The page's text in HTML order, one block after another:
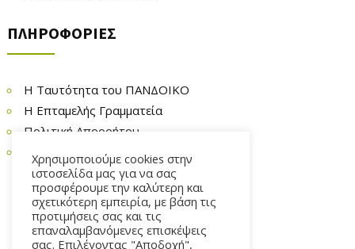
ΠΛΗΡΟΦΟΡΙΕΣ
Η Ταυτότητα του ΠΑΝΔΟΙΚΟ
Η Επταμελής Γραμματεία
Πολιτική Απορρήτου
Χρησιμοποιούμε cookies στην
ιστοσελίδα μας για να σας
προσφέρουμε την καλύτερη και
σχετικότερη εμπειρία, με βάση τις
προτιμήσεις σας και τις
επαναλαμβανόμενες επισκέψεις
σας. Επιλέγοντας "Αποδοχή",